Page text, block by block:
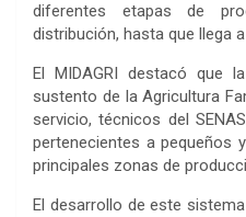
diferentes etapas de
distribución, hasta que llega
El MIDAGRI destacó que
sustento de la Agricultura
servicio, técnicos del
pertenecientes a pequeños
principales zonas de
El desarrollo de este